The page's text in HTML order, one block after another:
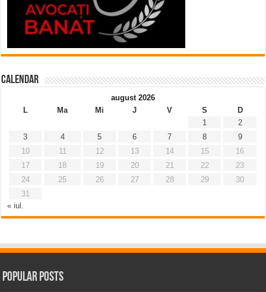
Calendar
august 2026
L
Ma Mi J V S
D
1
2
3
4 5 6 7 8
9
10
11 12 13 14 15
16
17
18 19 20 21 22
23
24
25 26 27 28 29
30
31
« iul.
Popular Posts